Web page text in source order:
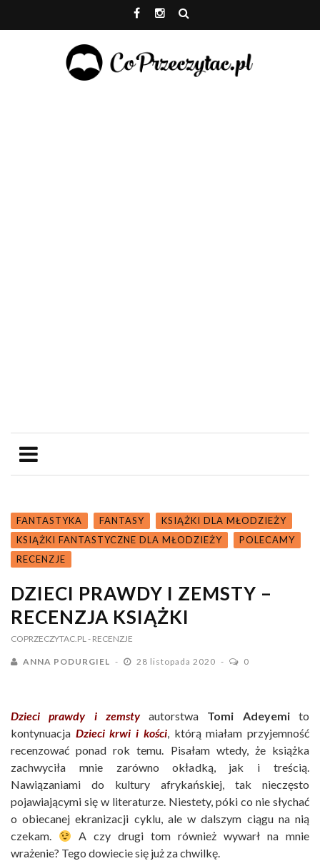
FANTASTYKA FANTASY
KSIĄŻKI DLA MŁODZIEŻY
KSIĄŻKI FANTASTYCZNE DLA MŁODZIEŻY
POLECAMY
RECENZJE
DZIECI PRAWDY I ZEMSTY –
RECENZJA KSIĄŻKI
COPRZECZYTAC.PL - RECENZJE
ANNA PODURGIEL 28 listopada 2020 0
Dzieci prawdy i zemstyautorstwa Tomi Adeyemito
kontynuacja Dzieci krwi i kości, którą miałam przyjemność
recenzować ponad rok temu. Pisałam wtedy, że książka
zachwyciła mnie zarówno okładką, jak i treścią.
Nawiązaniami do kultury afrykańskiej, tak nieczęsto
pojawiającymi się w literaturze. Niestety, póki co nie słychać
o obiecanej ekranizacji cyklu, ale w dalszym ciągu na nią
czekam.
A czy drugi tom również wywarł na mnie
wrażenie? Tego dowiecie się już za chwilkę.